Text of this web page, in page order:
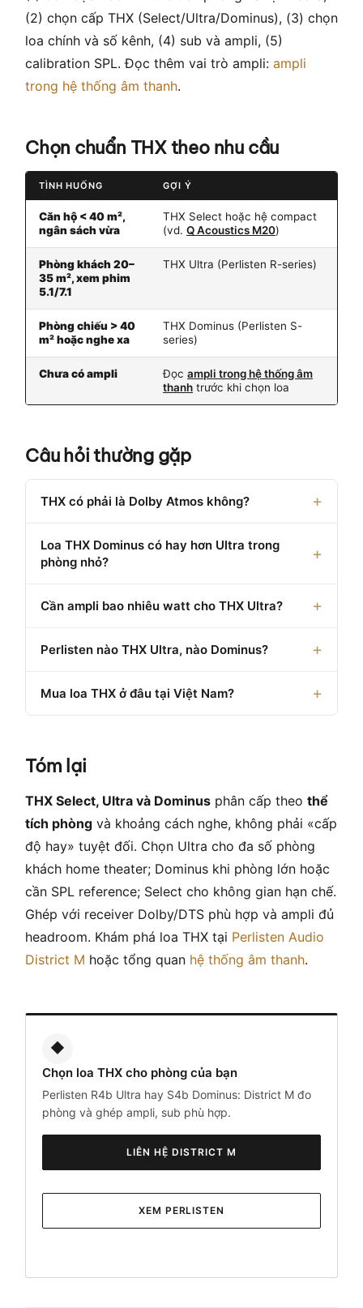
(2) chọn cấp THX (Select/Ultra/Dominus), (3) chọn
loa chính và số kênh, (4) sub và ampli, (5)
calibration SPL. Đọc thêm vai trò ampli: ampli
trong hệ thống âm thanh.
Chọn chuẩn THX theo nhu cầu
TÌNH HUỐNG GỢI Ý
Căn hộ < 40 m²,
ngân sách vừa
THX Select hoặc hệ compact
(vd. Q Acoustics M20)
Phòng khách 20–
35 m², xem phim
5.1/7.1
THX Ultra (Perlisten R-series)
Phòng chiếu > 40
m² hoặc nghe xa
THX Dominus (Perlisten S-
series)
Chưa có ampli Đọc ampli trong hệ thống âm
thanh trước khi chọn loa
Câu hỏi thường gặp
THX có phải là Dolby Atmos không?
Loa THX Dominus có hay hơn Ultra trong
phòng nhỏ?
Cần ampli bao nhiêu watt cho THX Ultra?
Perlisten nào THX Ultra, nào Dominus?
Mua loa THX ở đâu tại Việt Nam?
Tóm lại
THX Select, Ultra và Dominus phân cấp theo thể
tích phòng và khoảng cách nghe, không phải «cấp
độ hay» tuyệt đối. Chọn Ultra cho đa số phòng
khách home theater; Dominus khi phòng lớn hoặc
cần SPL reference; Select cho không gian hạn chế.
Ghép với receiver Dolby/DTS phù hợp và ampli đủ
headroom. Khám phá loa THX tại Perlisten Audio
District M hoặc tổng quan hệ thống âm thanh.
◆
Chọn loa THX cho phòng của bạn
Perlisten R4b Ultra hay S4b Dominus: District M đo
phòng và ghép ampli, sub phù hợp.
LIÊN HỆ DISTRICT M
XEM PERLISTEN